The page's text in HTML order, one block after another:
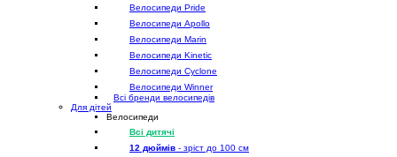
Велосипеди Pride
Велосипеди Apollo
Велосипеди Marin
Велосипеди Kinetic
Велосипеди Cyclone
Велосипеди Winner
Всі бренди велосипедів
Для дітей
Велосипеди
Всі дитячі
12 дюймів - зріст до 100 см